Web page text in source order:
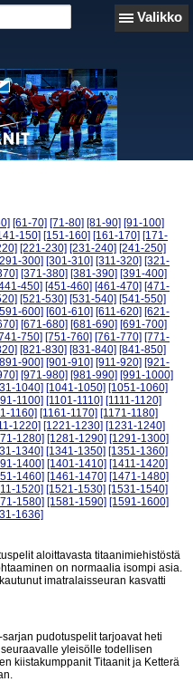
Valikko
[61-70] [71-80] [81-90] [91-100]
150] [151-160] [161-170] [171-
[221-230] [231-240] [241-250]
300] [301-310] [311-320] [321-
[371-380] [381-390] [391-400]
450] [451-460] [461-470] [471-
[521-530] [531-540] [541-550]
600] [601-610] [611-620] [621-
[671-680] [681-690] [691-700]
750] [751-760] [761-770] [771-
[821-830] [831-840] [841-850]
900] [901-910] [911-920] [921-
[971-980] [981-990] [991-1000]
1040] [1041-1050] [1051-1060]
1100] [1101-1110] [1111-1120]
1160] [1161-1170] [1171-1180]
1220] [1221-1230] [1231-1240]
1280] [1281-1290] [1291-1300]
1340] [1341-1350] [1351-1360]
1400] [1401-1410] [1411-1420]
1460] [1461-1470] [1471-1480]
1520] [1521-1530] [1531-1540]
1580] [1581-1590] [1591-1600]
1636]
aloittavasta titaanimiehistöstä
on normaalia isompi asia.
imatralaisseuran kasvatti
pudotuspelit tarjoavat heti
yleisölle todellisen
kiistakumppanit Titaanit ja Ketterä